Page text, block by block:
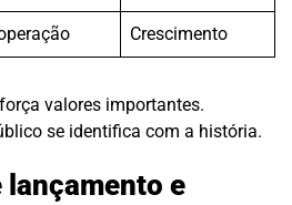
Crescimento
valores importantes.
se identifica com a história.
lançamento e